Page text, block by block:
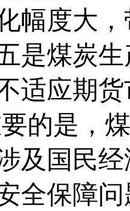
幅度大
是煤炭
适应期
是，煤
及国民
全保障